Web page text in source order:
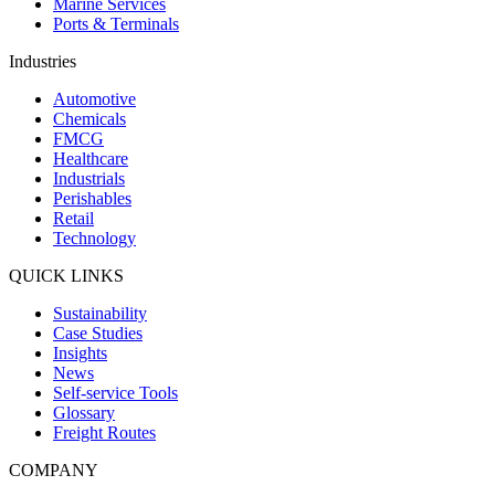
Ports & Terminals
Industries
Automotive
Chemicals
FMCG
Healthcare
Industrials
Perishables
Retail
Technology
QUICK LINKS
Sustainability
Case Studies
Insights
News
Self-service Tools
Glossary
Freight Routes
COMPANY